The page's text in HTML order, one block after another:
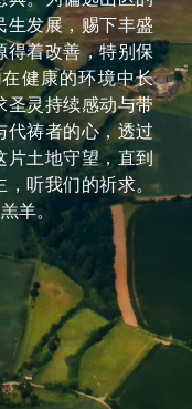
教日引能认识中国
充满丰盛、平安与
，祢已垂听孩子们
行在云南省每一个
心眼，看见祢就是
历祢的救恩，求主
宣教士能在云南广
靠着得胜，而且得
祢的爱降临在云
看见祢才是那独
。